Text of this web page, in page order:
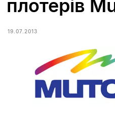
плотерів
19.07.2013